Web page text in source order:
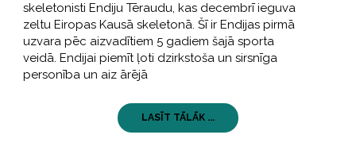
skeletonisti Endiju Tēraudu, kas decembrī ieguva
zeltu Eiropas Kausā skeletonā. Šī ir Endijas pirmā
uzvara pēc aizvadītiem 5 gadiem šajā sporta
veidā. Endijai piemīt ļoti dzirkstoša un sirsnīga
personība un aiz ārējā
LASĪT TĀLĀK ...